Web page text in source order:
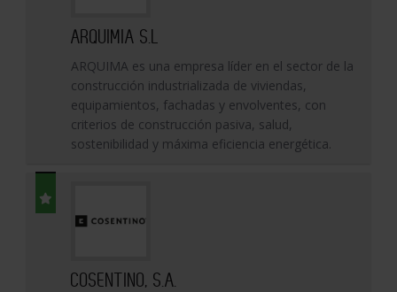
ARQUIMIA S.L
ARQUIMA es una empresa líder en el sector de la
construcción industrializada de viviendas,
equipamientos, fachadas y envolventes, con
criterios de construcción pasiva, salud,
sostenibilidad y máxima eficiencia energética.
COSENTINO, S.A.